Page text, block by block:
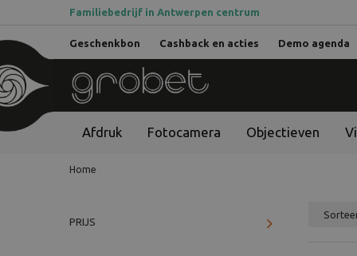
Familiebedrijf in Antwerpen centrum
Geschenkbon Cashback en acties Demo agenda
Afdruk Fotocamera Objectieven
Home
PRIJS